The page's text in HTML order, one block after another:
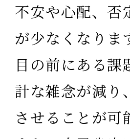
不安や心配、否
が少なくなりま
目の前にある
計な雑念が減り
させることが可